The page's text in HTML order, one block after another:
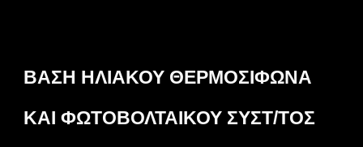
ΒΑΣΗ ΗΛΙΑΚΟΥ ΘΕΡΜΟΣΙΦΩΝΑ
ΚΑΙ ΦΩΤΟΒΟΛΤΑΙΚΟΥ ΣΥΣΤ/ΤΟΣ